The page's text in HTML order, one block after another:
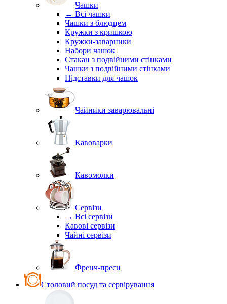
Чашки
→ Всі чашки
Чашки з блюдцем
Кружки з кришкою
Кружки-заварники
Набори чашок
Стакан з подвійними стінками
Чашки з подвійними стінками
Підставки для чашок
Чайники заварювальні
Кавоварки
Кавомолки
Сервізи
→ Всі сервізи
Кавові сервізи
Чайні сервізи
Френч-преси
Столовий посуд та сервірування